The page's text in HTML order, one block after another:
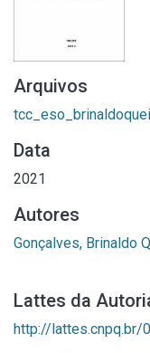
Arquivos
Data
2021
Autores
Gonçalves, Brinaldo
Lattes da
http://lattes.cnpq.br/